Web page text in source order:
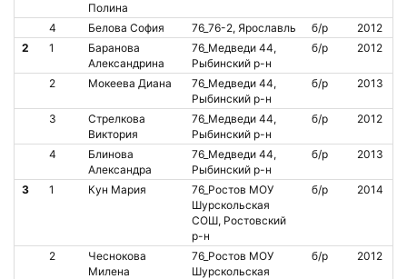
Полина
4 Белова София 76_76-2, Ярославль б/р
2012
2
1
Баранова
Александрина
76_Медведи 44,
Рыбинский р-н
б/р 2012
2 Мокеева Диана
76_Медведи 44,
Рыбинский р-н
б/р 2013
3
Стрелкова
Виктория
76_Медведи 44,
Рыбинский р-н
б/р 2012
4
Блинова
Александра
76_Медведи 44,
Рыбинский р-н
б/р 2013
3 1 Кун Мария
76_Ростов МОУ
Шурскольская
СОШ, Ростовский
р-н
б/р 2014
2
Чеснокова
Милена
76_Ростов МОУ
Шурскольская
б/р 2012